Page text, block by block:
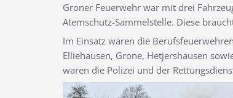
Groner Feuerwehr war mit drei
Atemschutz-Sammelstelle. Diese
Im Einsatz waren die
Elliehausen, Grone, Hetjershausen
waren die Polizei und der